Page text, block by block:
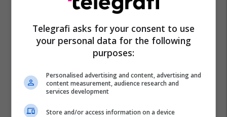
Telegrafi asks for your consent to use
your personal data for the following
purposes:
Personalised advertising and content, advertising and
content measurement, audience research and
services development
Store and/or access information on a device